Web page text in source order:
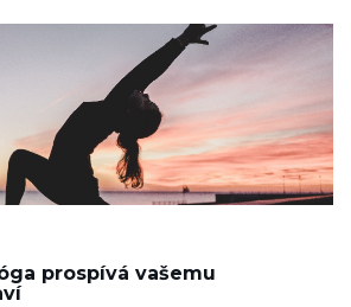
prospívá vašemu